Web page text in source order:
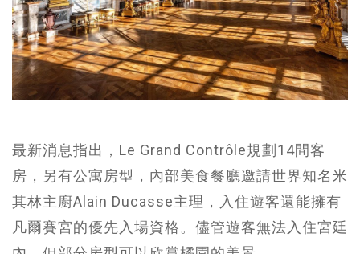
最新消息指出，Le Grand Contrôle規劃14間客
房，另有公寓房型，內部美食餐廳邀請世界知名米
其林主廚Alain Ducasse主理，入住遊客還能擁有
凡爾賽宮的優先入場資格。儘管遊客無法入住宮廷